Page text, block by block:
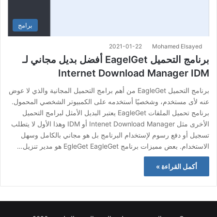
برامج
Mohamed Elsayed
2021-01-22
برنامج التحميل EagelGet أفضل بديل مجاني لـ
Internet Download Manager IDM
برنامج التحميل EagleGet من أهم برامج التحميل المجانية والذي لا عوض
عنه لأى مستخدم، وشخصيًا أستخدمه على الكمبيوتر الشخصي المحمول.
برنامج تحميل الملفات EagleGet يعتبر البديل الأمثل لبرامج التحميل
الأخرى مثل Intenet Download Manager أو IDM وهذا الأول لا يتطلب
تسجيل أو دفع رسوم لإستخدام البرنامج بل هو مجاني بالكامل وسهل
الاستخدام. بعض مميزات برنامج EgleGet EagleGet هو مدير تنزيل…
أكمل القراءة »